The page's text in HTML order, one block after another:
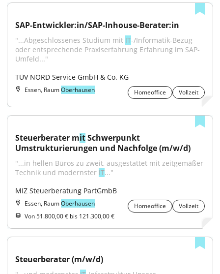
SAP-Entwickler:in/SAP-Inhouse-Berater:in
"...Abgeschlossenes Studium mit IT-/Informatik-Bezug
oder entsprechende Praxiserfahrung Erfahrung im SAP-
Umfeld..."
TÜV NORD Service GmbH & Co. KG
Essen, RaumOberhausen Homeoffice Vollzeit
Steuerberater mit Schwerpunkt
Umstrukturierungen und Nachfolge (m/w/d)
"...in hellen Büros zu zweit, ausgestattet mit zeitgemäßer
Technik und modernster IT..."
MIZ Steuerberatung PartGmbB
Essen, RaumOberhausen Homeoffice
Vollzeit
Von 51.800,00 € bis 121.300,00 €
Steuerberater (m/w/d)